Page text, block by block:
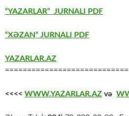
“YAZARLAR” JURNALI PDF
“XƏZAN” JURNALI PDF
YAZARLAR.AZ
<<<< WWW.YAZARLAR.AZ və